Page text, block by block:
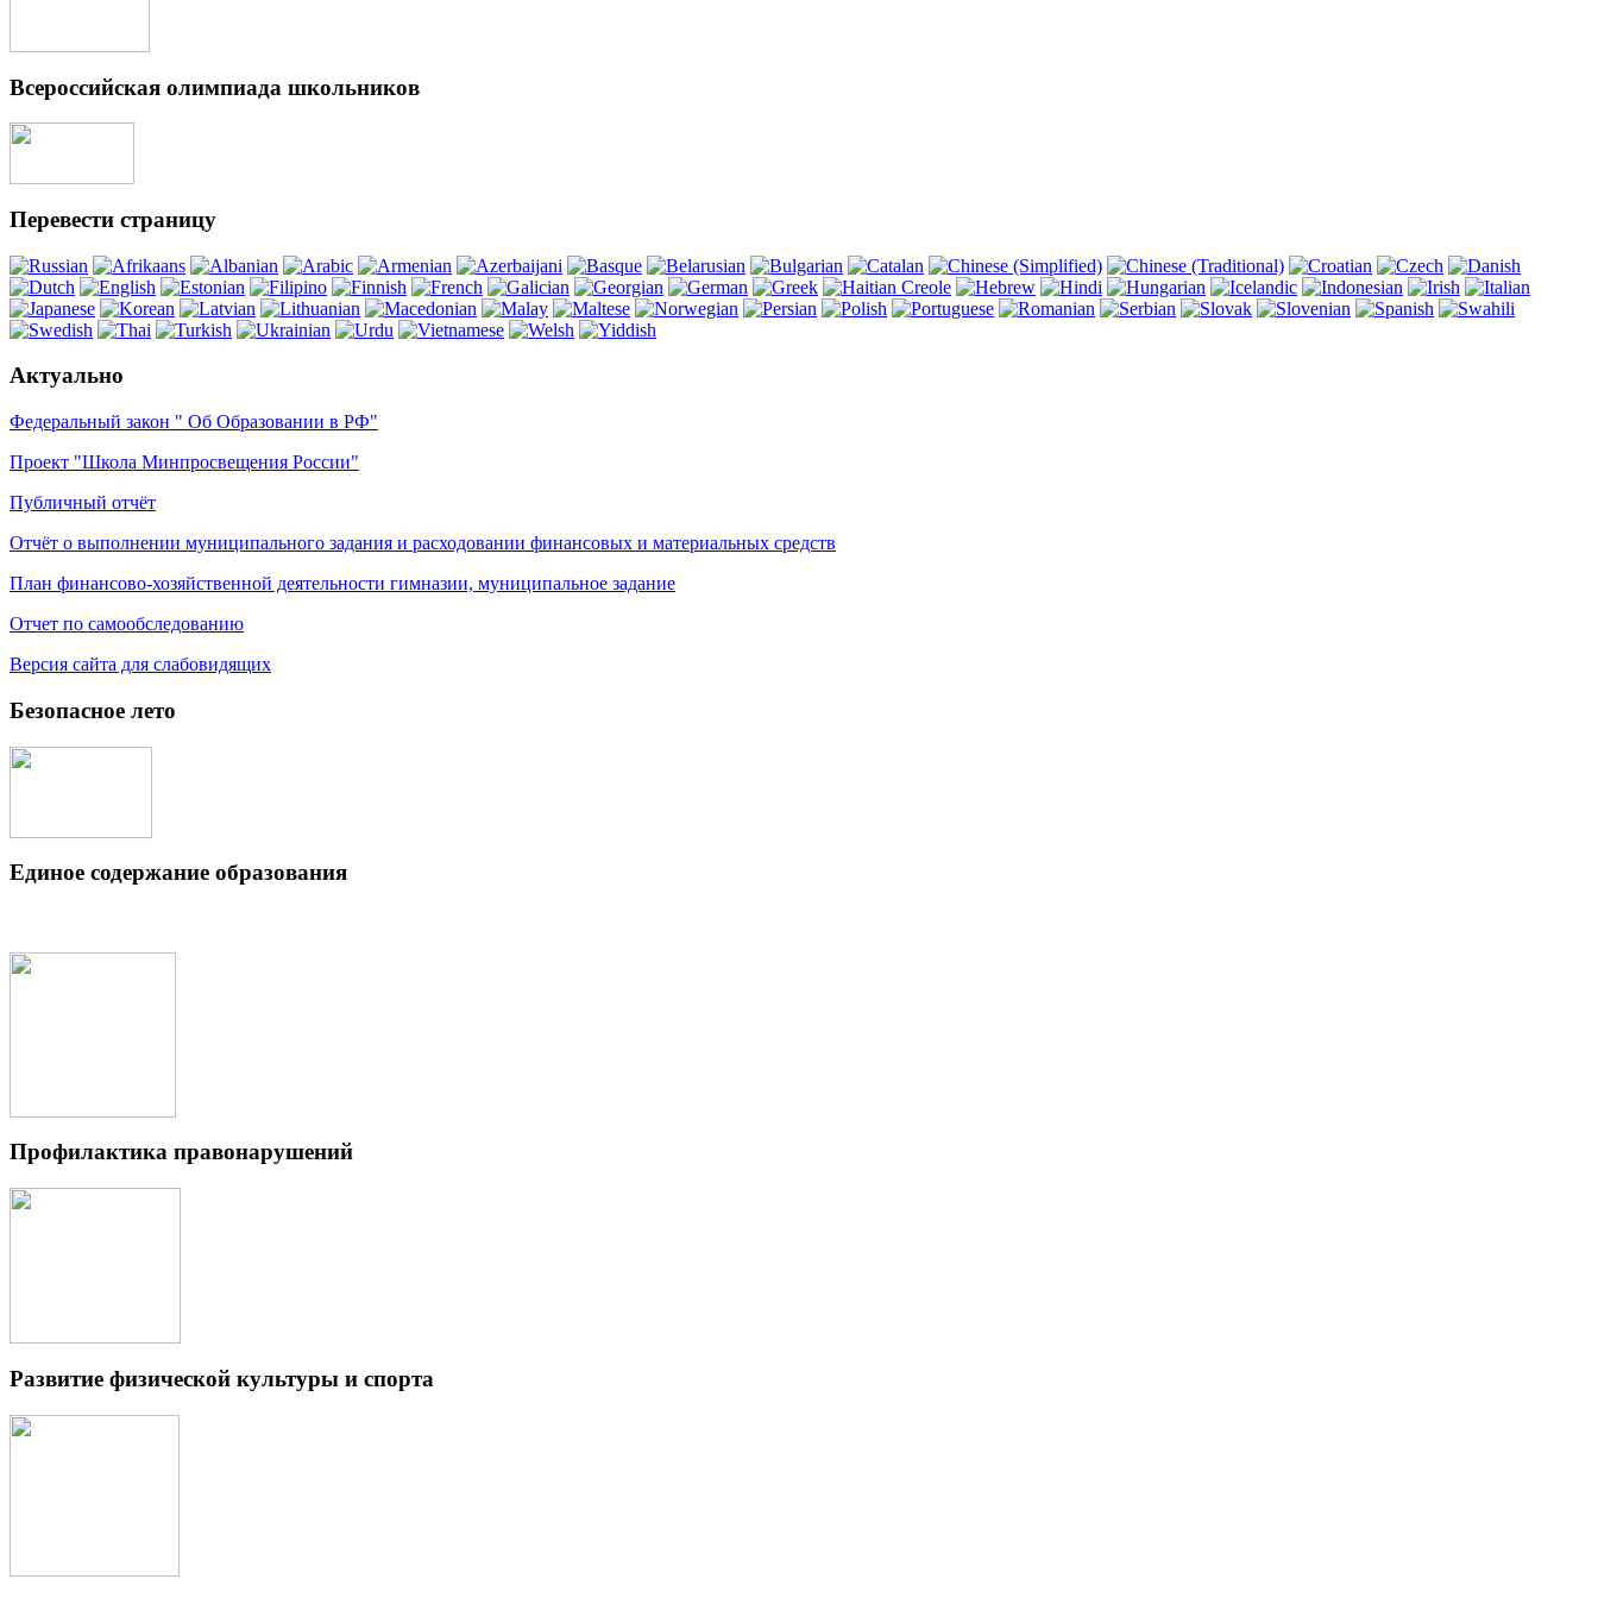
Всероссийская олимпиада школьников
Перевести страницу
Актуально
Федеральный закон " Об Образовании в РФ"
Проект "Школа Минпросвещения России"
Публичный отчёт
Отчёт о выполнении муниципального задания и расходовании финансовых и материальных средств
План финансово-хозяйственной деятельности гимназии, муниципальное задание
Отчет по самообследованию
Версия сайта для слабовидящих
Безопасное лето
Единое содержание образования
Профилактика правонарушений
Развитие физической культуры и спорта